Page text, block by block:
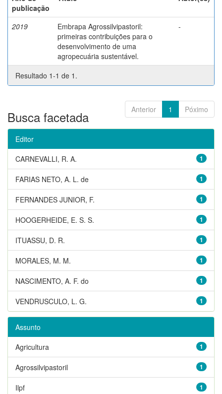
publicação
2019
Embrapa Agrossilvipastoril:
primeiras contribuições para o
desenvolvimento de uma
agropecuária sustentável.
-
Resultado 1-1 de 1.
Anterior 1 Póximo
Busca facetada
Editor
1
CARNEVALLI, R. A.
1
FARIAS NETO, A. L. de
1
FERNANDES JUNIOR, F.
1
HOOGERHEIDE, E. S. S.
1
ITUASSU, D. R.
1
MORALES, M. M.
1
NASCIMENTO, A. F. do
1
VENDRUSCULO, L. G.
Assunto
1
Agricultura
1
Agrossilvipastoril
1
Ilpf